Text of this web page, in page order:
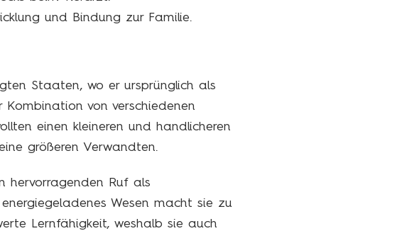
und Bindung zur Familie.
Staaten, wo er ursprünglich als
von verschiedenen
einen kleineren und handlicheren
größeren Verwandten.
hervorragenden Ruf als
Wesen macht sie zu
Lernfähigkeit, weshalb sie auch